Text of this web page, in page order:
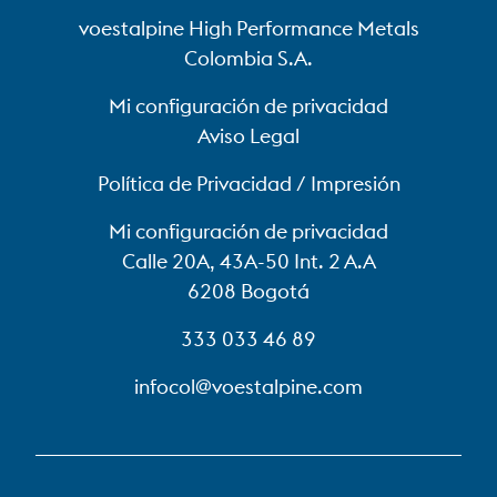
voestalpine High Performance Metals
Colombia S.A.
Mi configuración de privacidad
Aviso Legal
Política de Privacidad / Impresión
Mi configuración de privacidad
Calle 20A, 43A-50 Int. 2 A.A
6208 Bogotá
333 033 46 89
infocol@voestalpine.com